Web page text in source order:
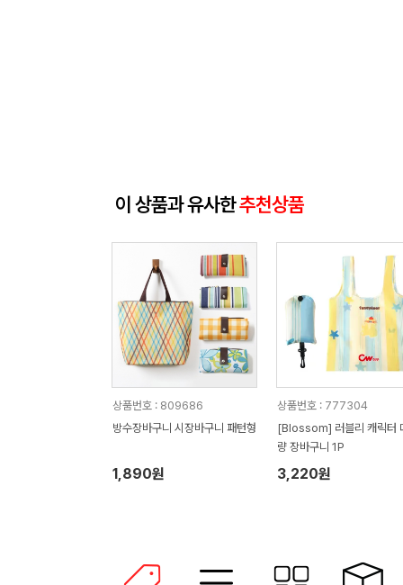
이 상품과 유사한추천상품
상품번호 : 809686
방수장바구니 시장바구니 패턴형
1,890원
상품번호 : 777304
[Blossom] 러블리 캐릭터
량 장바구니 1P
3,220원